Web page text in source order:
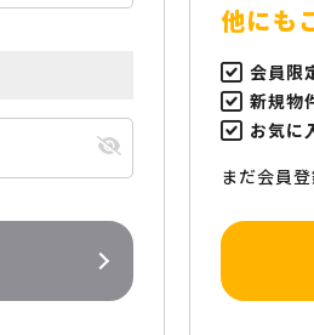
他にも
会員限
新規物
お気に
まだ会員